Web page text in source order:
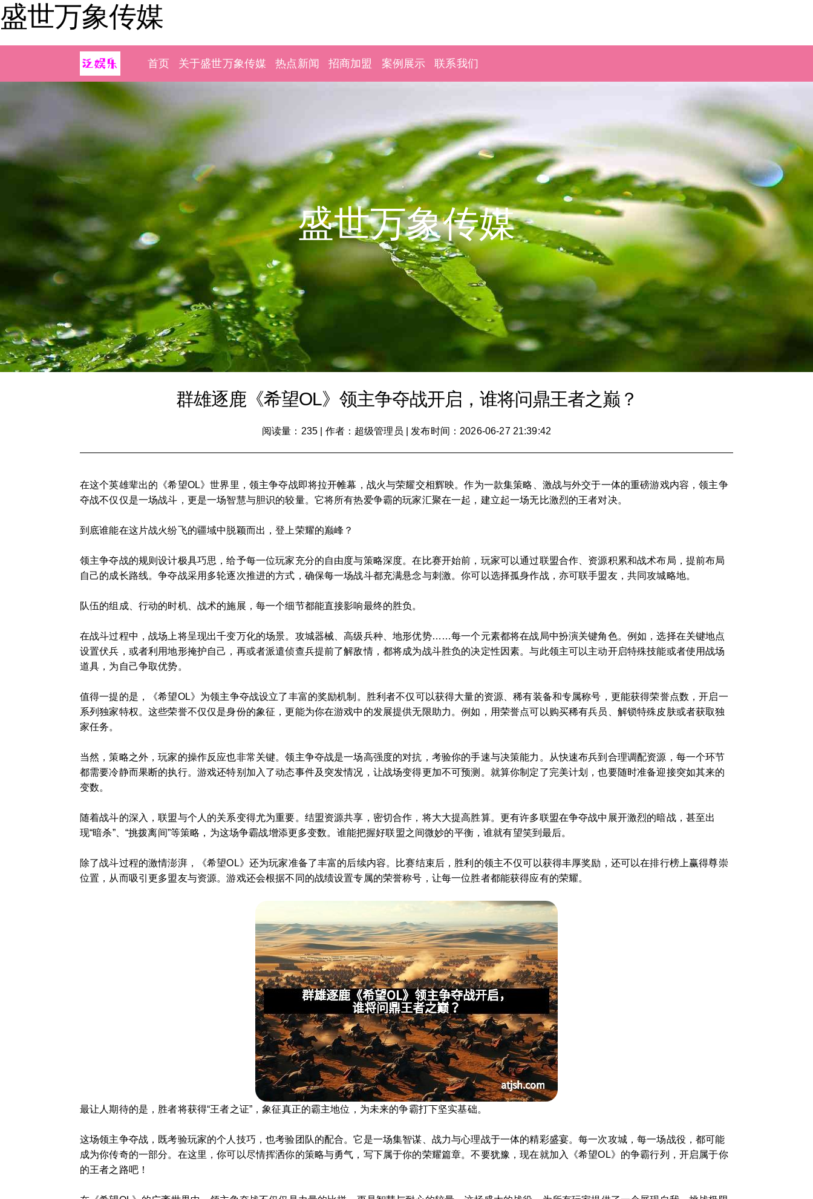
盛世万象传媒
首页 关于盛世万象传媒 热点新闻 招商加盟 案例展示 联系我们
盛世万象传媒
群雄逐鹿《希望OL》领主争夺战开启，谁将问鼎王者之巅？
阅读量：235 作者：超级管理员 发布时间：2026-06-27 21:39:42
在这个英雄辈出的《希望OL》世界里，领主争夺战即将拉开帷幕，战火与荣耀交相辉映。作为一款集策略、激战与外交于一体的重磅游戏内容，领主争
夺战不仅仅是一场战斗，更是一场智慧与胆识的较量。它将所有热爱争霸的玩家汇聚在一起，建立起一场无比激烈的王者对决。
到底谁能在这片战火纷飞的疆域中脱颖而出，登上荣耀的巅峰？
领主争夺战的规则设计极具巧思，给予每一位玩家充分的自由度与策略深度。在比赛开始前，玩家可以通过联盟合作、资源积累和战术布局，提前布局
自己的成长路线。争夺战采用多轮逐次推进的方式，确保每一场战斗都充满悬念与刺激。你可以选择孤身作战，亦可联手盟友，共同攻城略地。
队伍的组成、行动的时机、战术的施展，每一个细节都能直接影响最终的胜负。
在战斗过程中，战场上将呈现出千变万化的场景。攻城器械、高级兵种、地形优势……每一个元素都将在战局中扮演关键角色。例如，选择在关键地点
设置伏兵，或者利用地形掩护自己，再或者派遣侦查兵提前了解敌情，都将成为战斗胜负的决定性因素。与此领主可以主动开启特殊技能或者使用战场
道具，为自己争取优势。
值得一提的是，《希望OL》为领主争夺战设立了丰富的奖励机制。胜利者不仅可以获得大量的资源、稀有装备和专属称号，更能获得荣誉点数，开启一
系列独家特权。这些荣誉不仅仅是身份的象征，更能为你在游戏中的发展提供无限助力。例如，用荣誉点可以购买稀有兵员、解锁特殊皮肤或者获取独
家任务。
当然，策略之外，玩家的操作反应也非常关键。领主争夺战是一场高强度的对抗，考验你的手速与决策能力。从快速布兵到合理调配资源，每一个环节
都需要冷静而果断的执行。游戏还特别加入了动态事件及突发情况，让战场变得更加不可预测。就算你制定了完美计划，也要随时准备迎接突如其来的
变数。
随着战斗的深入，联盟与个人的关系变得尤为重要。结盟资源共享，密切合作，将大大提高胜算。更有许多联盟在争夺战中展开激烈的暗战，甚至出
现“暗杀”、“挑拨离间”等策略，为这场争霸战增添更多变数。谁能把握好联盟之间微妙的平衡，谁就有望笑到最后。
除了战斗过程的激情澎湃，《希望OL》还为玩家准备了丰富的后续内容。比赛结束后，胜利的领主不仅可以获得丰厚奖励，还可以在排行榜上赢得尊崇
位置，从而吸引更多盟友与资源。游戏还会根据不同的战绩设置专属的荣誉称号，让每一位胜者都能获得应有的荣耀。
最让人期待的是，胜者将获得“王者之证”，象征真正的霸主地位，为未来的争霸打下坚实基础。
这场领主争夺战，既考验玩家的个人技巧，也考验团队的配合。它是一场集智谋、战力与心理战于一体的精彩盛宴。每一次攻城，每一场战役，都可能
成为你传奇的一部分。在这里，你可以尽情挥洒你的策略与勇气，写下属于你的荣耀篇章。不要犹豫，现在就加入《希望OL》的争霸行列，开启属于你
的王者之路吧！